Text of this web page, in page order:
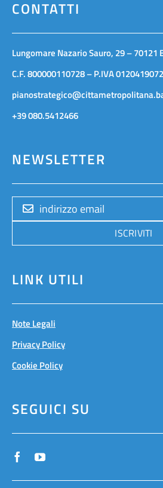
CONTATTI
Lungomare Nazario Sauro, 29 – 70121
C.F. 800000110728 – P.IVA
+39 080.5412466
NEWSLETTER
ISCRIVITI
LINK UTILI
Note Legali
Privacy Policy
Cookie Policy
SEGUICI SU